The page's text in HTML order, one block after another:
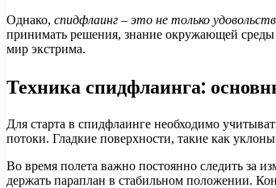
Однако, спидфлаинг – это не только
принимать решения, знание окружающей среды
мир экстрима.
Техника спидфлаинга:
Для старта в спидфлаинге необходимо
потоки. Гладкие поверхности, такие как
Во время полета важно постоянно следить за
держать параплан в стабильном положении.